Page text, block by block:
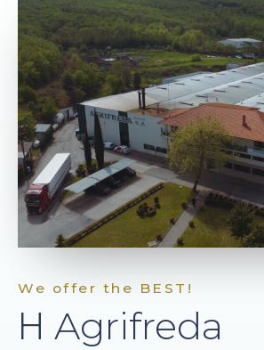
We offer the BEST!
Η Agrifreda